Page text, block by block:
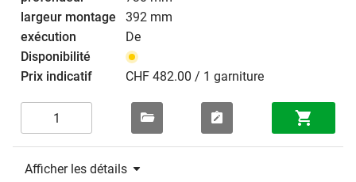
392 mm
De
CHF 482.00 / 1 garniture
Afficher les détails